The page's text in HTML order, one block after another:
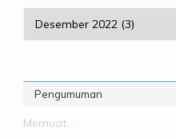
Pengumuman
Memuat...